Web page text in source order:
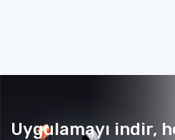
Uygulamayı indir,